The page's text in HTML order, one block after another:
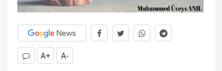
A+ A-